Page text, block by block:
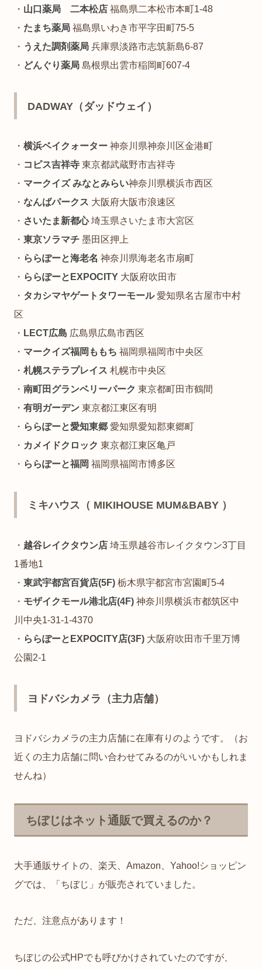
・ 山口薬局 二本松店 福島県二本松市本町1-48
・ たまち薬局 福島県いわき市平字田町75-5
・ うえた調剤薬局 兵庫県淡路市志筑新島6-87
・ どんぐり薬局 島根県出雲市稲岡町607-4
DADWAY（ダッドウェイ）
・ 横浜ベイクォーター 神奈川県神奈川区金港町
・ コピス吉祥寺 東京都武蔵野市吉祥寺
・ マークイズ みなとみらい神奈川県横浜市西区
・ なんばパークス 大阪府大阪市浪速区
・ さいたま新都心埼玉県さいたま市大宮区
・ 東京ソラマチ 墨田区押上
・ ららぽーと海老名 神奈川県海老名市扇町
・ ららぽーとEXPOCITY 大阪府吹田市
・ タカシマヤゲートタワーモール愛知県名古屋市中村
区
・ LECT広島 広島県広島市西区
・ マークイズ福岡ももち 福岡県福岡市中央区
・ 札幌ステラプレイス 札幌市中央区
・ 南町田グランベリーパーク 東京都町田市鶴間
・ 有明ガーデン 東京都江東区有明
・ ららぽーと愛知東郷 愛知県愛知郡東郷町
・ カメイドクロック 東京都江東区亀戸
・ ららぽーと福岡 福岡県福岡市博多区
ミキハウス（ MIKIHOUSE MUM&BABY ）
・ 越谷レイクタウン店 埼玉県越谷市レイクタウン3丁目
1番地1
・ 東武宇都宮百貨店(5F) 栃木県宇都宮市宮園町5-4
・ モザイクモール港北店(4F) 神奈川県横浜市都筑区中
川中央1-31-1-4370
・ ららぽーとEXPOCITY店(3F) 大阪府吹田市千里万博
公園2-1
ヨドバシカメラ（主力店舗）
ヨドバシカメラの主力店舗に在庫有りのようです。（お
近くの主力店舗に問い合わせてみるのがいいかもしれま
せんね）
ちぼじはネット通販で買えるのか？
大手通販サイトの、楽天、Amazon、Yahoo!ショッピン
グでは、「ちぼじ」が販売されていました。
ただ、注意点があります！
ちぼじの公式HPでも呼びかけされていたのですが、